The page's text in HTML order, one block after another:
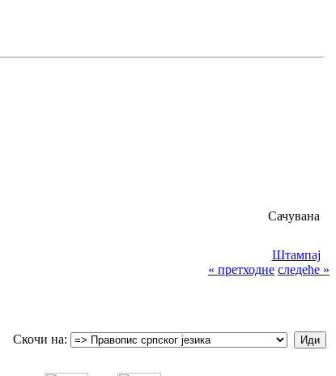
Сачувана
Штампај
« претходне следеће »
Скочи на: